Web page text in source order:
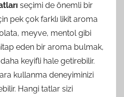
seçimi de önemli bir
pek çok farklı likit aroma
meyve, mentol gibi
eden bir aroma bulmak,
keyifli hale getirebilir.
kullanma deneyiminizi
Hangi tatlar sizi